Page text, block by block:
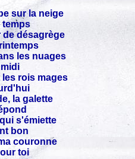
sur la neige
temps
désagrège
les nuages
midi
rois mages
la galette
s'émiette
bon
couronne
toi